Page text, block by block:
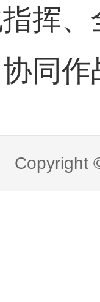
挥
同
Copyright